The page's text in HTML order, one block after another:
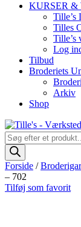
KURSER &
Tille’s
Tilles
Tille’s
Log
Tilbud
Broderiets
Arkiv
Shop
Products
search
Forside /
– 702
Tilføj som favorit